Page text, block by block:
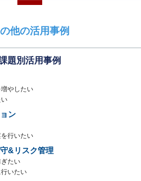
他の活用事例
題別活用事例
やしたい
ン
⾏いたい
&リスク管理
たい
いたい